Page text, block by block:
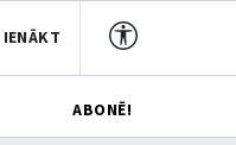
IENĀKT
ABONĒ!